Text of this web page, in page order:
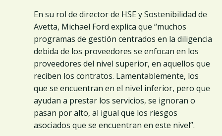
En su rol de director de HSE y Sostenibilidad de
Avetta, Michael Ford explica que “muchos
programas de gestión centrados en la diligencia
debida de los proveedores se enfocan en los
proveedores del nivel superior, en aquellos que
reciben los contratos. Lamentablemente, los
que se encuentran en el nivel inferior, pero que
ayudan a prestar los servicios, se ignoran o
pasan por alto, al igual que los riesgos
asociados que se encuentran en este nivel”.